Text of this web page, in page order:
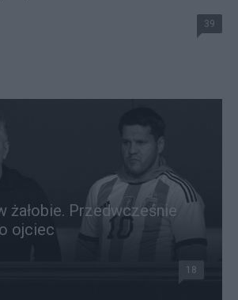
39
żałobie. Przedwcześnie
ojciec
18